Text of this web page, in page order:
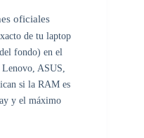
oficiales
de tu laptop
fondo) en el
ASUS,
si la RAM es
y el máximo